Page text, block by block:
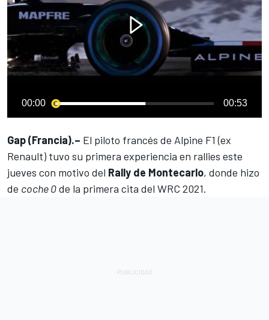
00:00 00:53
Gap (Francia).– El piloto francés de Alpine F1 (ex
Renault) tuvo su primera experiencia en rallies este
jueves con motivo del Rally de Montecarlo, donde hizo
de coche 0de la primera cita del WRC 2021.